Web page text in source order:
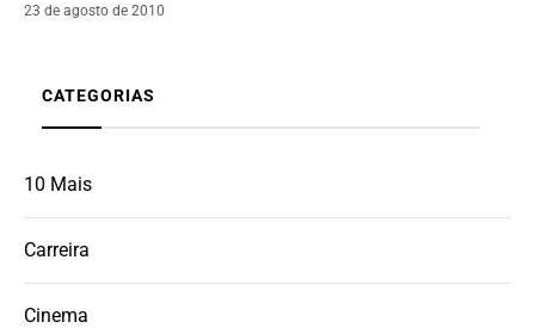
23 de agosto de 2010
CATEGORIAS
10 Mais
Carreira
Cinema